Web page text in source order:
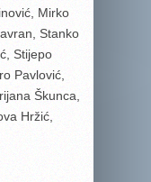
Mirko
Stanko
Stijepo
Pavlović,
Škunca,
Hržić,